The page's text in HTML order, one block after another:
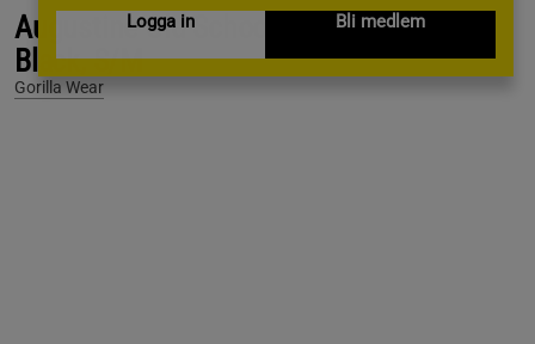
Logga in
Bli medlem
Augustine Old School Work Out Top,
Black, S/M
Gorilla Wear